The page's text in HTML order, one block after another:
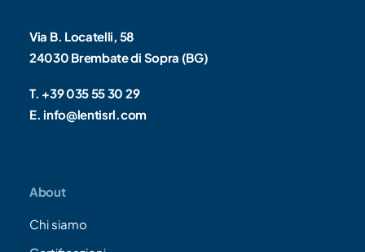
Via B. Locatelli, 58
24030 Brembate di Sopra (BG)
T. +39 035 55 30 29
E. info@lentisrl.com
About
Chi siamo